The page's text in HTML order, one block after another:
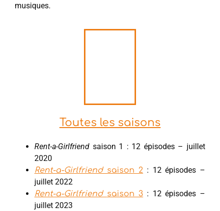
musiques.
Toutes les saisons
Rent-a-Girlfriend saison 1 : 12 épisodes – juillet
2020
Rent-a-Girlfriendsaison 2 : 12 épisodes –
juillet 2022
Rent-a-Girlfriend saison 3 : 12 épisodes –
juillet 2023